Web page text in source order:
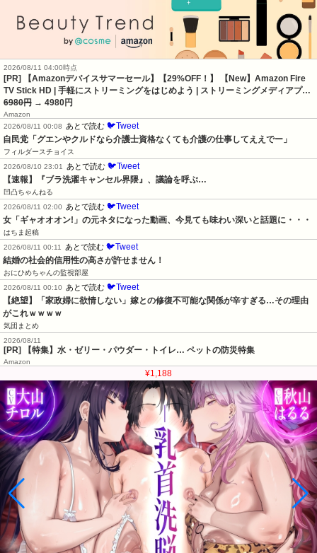
2026/08/11 04:00時点
[PR] 【Amazonデバイスサマーセール】【29%OFF！】 【New】Amazon Fire
TV Stick HD | 手軽にストリーミングをはじめよう | ストリーミングメディアプ…
6980円 → 4980円
Amazon
2026/08/11 00:08 あとで読む 🐦Tweet
自民党「グエンやクルドなら介護士資格なくても介護の仕事してええでー」
フィルダースチョイス
2026/08/10 23:01 あとで読む 🐦Tweet
【速報】『ブラ洗濯キャンセル界隈』、議論を呼ぶ…
凹凸ちゃんねる
2026/08/11 02:00 あとで読む 🐦Tweet
女「ギャオオオン!」の元ネタになった動画、今見ても味わい深いと話題に・・・
はちま起稿
2026/08/11 00:11 あとで読む 🐦Tweet
結婚の社会的信用性の高さが許せません！
おにひめちゃんの監視部屋
2026/08/11 00:10 あとで読む 🐦Tweet
【絶望】「家政婦に欲情しない」嫁との修復不可能な関係が辛すぎる…その理由
がこれｗｗｗｗ
気団まとめ
2026/08/11
[PR] 【特集】水・ゼリー・パウダー・トイレ… ペットの防災特集
Amazon
¥1,188